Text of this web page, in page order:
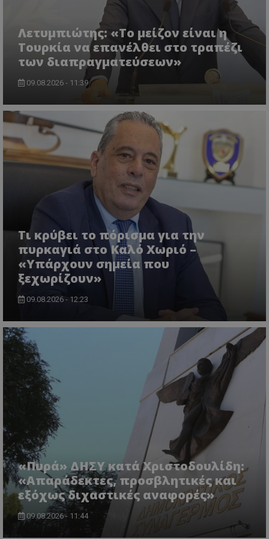
Λετυμπιώτης: «Το μείζον είναι η
Τουρκία να επανέλθει στο τραπέζι
των διαπραγματεύσεων»
09.08.2026 - 11:39
Τι κρύβει το πόρισμα για την
πυρκαγιά στο Καλό Χωριό –
«Υπάρχουν σημεία που
ξεχωρίζουν»
09.08.2026 - 12:23
«Πυρά» ΔΗΣΥ κατά Χριστοδουλίδη:
«Απαράδεκτες, προσβλητικές και
εξόχως διχαστικές αναφορές»
09.08.2026 - 11:44
msToken .tiktok.com
CookieScriptConsent
CookieScript
www.tothemaonline.com
usprivacy